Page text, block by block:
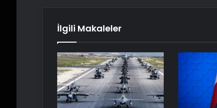
İlgili Makaleler